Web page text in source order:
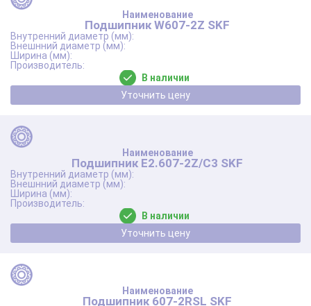
Подшипник W607-2Z SKF
В наличии
Уточнить цену
Подшипник E2.607-2Z/C3 SKF
В наличии
Уточнить цену
Подшипник 607-2RSL SKF